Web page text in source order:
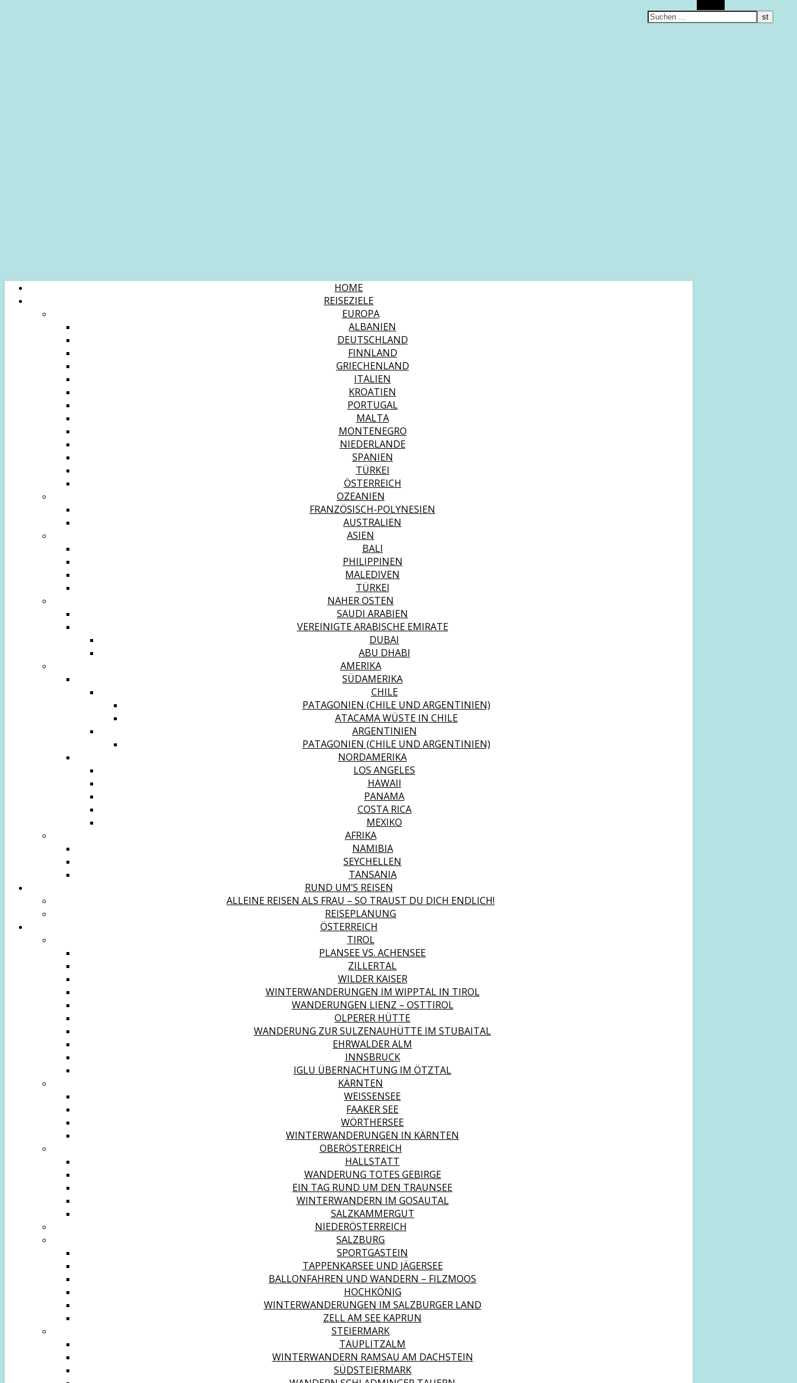
HOME
REISEZIELE
EUROPA
ALBANIEN
DEUTSCHLAND
FINNLAND
GRIECHENLAND
ITALIEN
KROATIEN
PORTUGAL
MALTA
MONTENEGRO
NIEDERLANDE
SPANIEN
TÜRKEI
ÖSTERREICH
OZEANIEN
FRANZÖSISCH-POLYNESIEN
AUSTRALIEN
ASIEN
BALI
PHILIPPINEN
MALEDIVEN
TÜRKEI
NAHER OSTEN
SAUDI ARABIEN
VEREINIGTE ARABISCHE EMIRATE
DUBAI
ABU DHABI
AMERIKA
SÜDAMERIKA
CHILE
PATAGONIEN (CHILE UND ARGENTINIEN)
ATACAMA WÜSTE IN CHILE
ARGENTINIEN
PATAGONIEN (CHILE UND ARGENTINIEN)
NORDAMERIKA
LOS ANGELES
HAWAII
PANAMA
COSTA RICA
MEXIKO
AFRIKA
NAMIBIA
SEYCHELLEN
TANSANIA
RUND UM’S REISEN
ALLEINE REISEN ALS FRAU – SO TRAUST DU DICH ENDLICH!
REISEPLANUNG
ÖSTERREICH
TIROL
PLANSEE VS. ACHENSEE
ZILLERTAL
WILDER KAISER
WINTERWANDERUNGEN IM WIPPTAL IN TIROL
WANDERUNGEN LIENZ – OSTTIROL
OLPERER HÜTTE
WANDERUNG ZUR SULZENAUHÜTTE IM STUBAITAL
EHRWALDER ALM
INNSBRUCK
IGLU ÜBERNACHTUNG IM ÖTZTAL
KÄRNTEN
WEISSENSEE
FAAKER SEE
WÖRTHERSEE
WINTERWANDERUNGEN IN KÄRNTEN
OBERÖSTERREICH
HALLSTATT
WANDERUNG TOTES GEBIRGE
EIN TAG RUND UM DEN TRAUNSEE
WINTERWANDERN IM GOSAUTAL
SALZKAMMERGUT
NIEDERÖSTERREICH
SALZBURG
SPORTGASTEIN
TAPPENKARSEE UND JÄGERSEE
BALLONFAHREN UND WANDERN – FILZMOOS
HOCHKÖNIG
WINTERWANDERUNGEN IM SALZBURGER LAND
ZELL AM SEE KAPRUN
STEIERMARK
TAUPLITZALM
WINTERWANDERN RAMSAU AM DACHSTEIN
SÜDSTEIERMARK